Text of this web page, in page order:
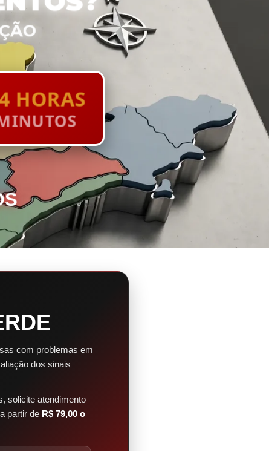
HORAS
com problemas em
dos sinais
solicite atendimento
partir de R$ 79,00 o